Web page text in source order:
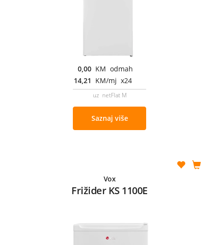
0,00 KM odmah
14,21 KM/mj x24
uz netFlat M
Saznaj više
Vox
Frižider KS 1100E